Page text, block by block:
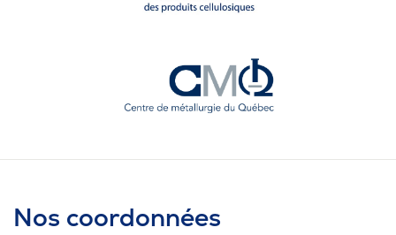
Nos coordonnées